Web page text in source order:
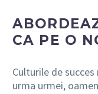
CA PE O
Culturile de
urma urmei,